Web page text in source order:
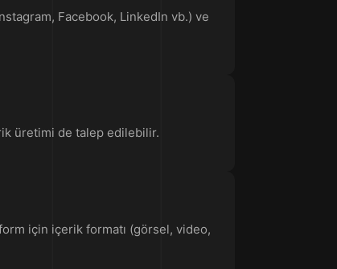
Facebook, LinkedIn vb.) ve
üretimi de talep edilebilir.
için içerik formatı (görsel, video,